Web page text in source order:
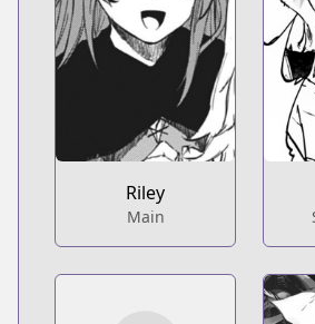
Riley
Main